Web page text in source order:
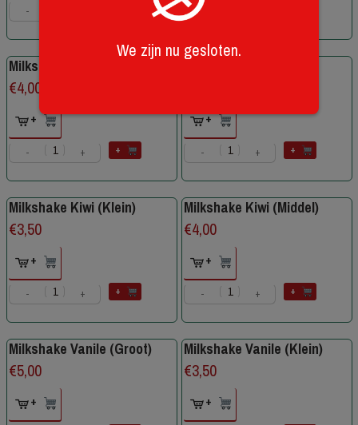
- -
Milkshake Choco (Middel)
€4,00
+
- + +
Milkshake Kiwi (Groot)
+
- + +
Milkshake Kiwi (Klein)
€3,50
+
- + +
Milkshake Kiwi (Middel)
€4,00
+
- + +
Milkshake Vanile (Groot)
€5,00
+
Milkshake Vanile (Klein)
€3,50
+
We zijn nu gesloten.